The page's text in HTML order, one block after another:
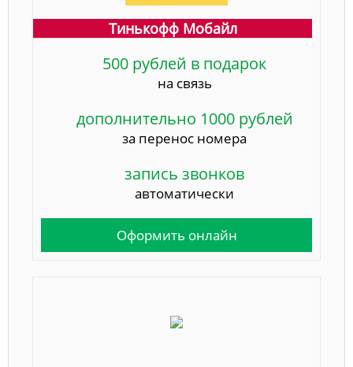
Тинькофф Мобайл
500 рублей в подарок
на связь
дополнительно 1000 рублей
за перенос номера
запись звонков
автоматически
Оформить онлайн